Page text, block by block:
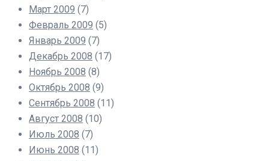
Март 2009 (7)
Февраль 2009 (5)
Январь 2009 (7)
Декабрь 2008 (17)
Ноябрь 2008 (8)
Октябрь 2008 (9)
Сентябрь 2008 (11)
Август 2008 (10)
Июль 2008 (7)
Июнь 2008 (11)